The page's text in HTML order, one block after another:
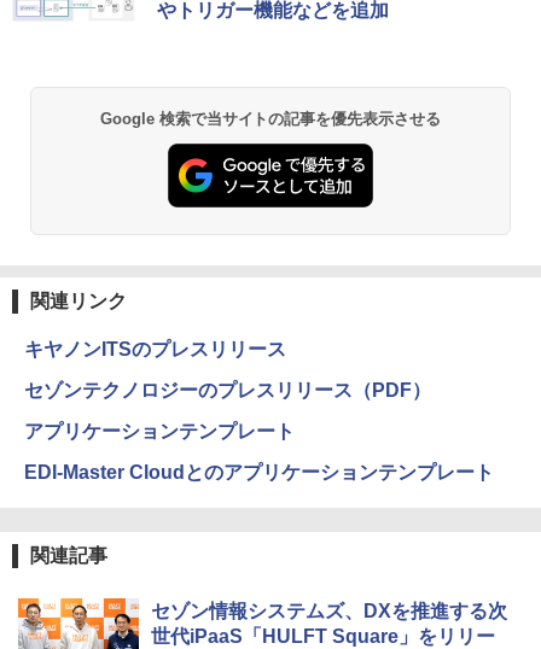
やトリガー機能などを追加
Google 検索で当サイトの記事を優先表示させる
関連リンク
キヤノンITSのプレスリリース
セゾンテクノロジーのプレスリリース（PDF）
アプリケーションテンプレート
EDI-Master Cloudとのアプリケーションテンプレート
関連記事
セゾン情報システムズ、DXを推進する次
世代iPaaS「HULFT Square」をリリー